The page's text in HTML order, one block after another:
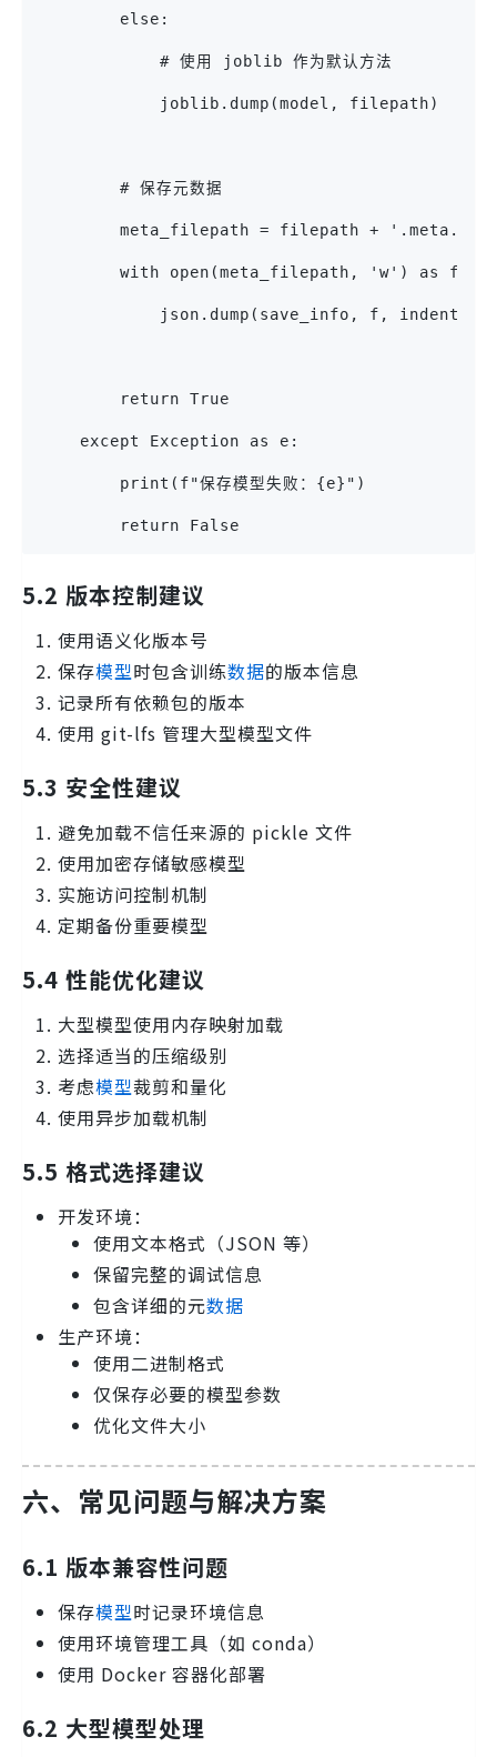
        else:
            # 使用 joblib 作为默认方法
            joblib.dump(model, filepath)
        # 保存元数据
meta_filepath = filepath +
        with open(meta_filepath, 'w') as f:
            json.dump(save_info, f, indent=2)
        return True
    except Exception as e:
        print(f"保存模型失败：{e}")
        return False
5.2 版本控制建议
使用语义化版本号
保存模型时包含训练数据的版本信息
记录所有依赖包的版本
使用 git-lfs 管理大型模型文件
5.3 安全性建议
避免加载不信任来源的 pickle 文件
使用加密存储敏感模型
实施访问控制机制
定期备份重要模型
5.4 性能优化建议
大型模型使用内存映射加载
选择适当的压缩级别
考虑模型裁剪和量化
使用异步加载机制
5.5 格式选择建议
开发环境：
使用文本格式（JSON 等）
保留完整的调试信息
包含详细的元数据
生产环境：
使用二进制格式
仅保存必要的模型参数
优化文件大小
六、常见问题与解决方案
6.1 版本兼容性问题
保存模型时记录环境信息
使用环境管理工具（如 conda）
使用 Docker 容器化部署
6.2 大型模型处理